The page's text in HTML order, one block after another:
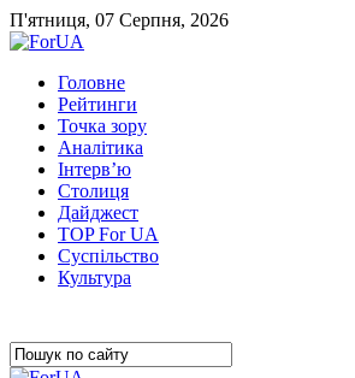
П'ятниця, 07 Серпня, 2026
Головне
Рейтинги
Точка зору
Аналітика
Інтерв’ю
Столиця
Дайджест
TOP For UA
Суспiльство
Культура